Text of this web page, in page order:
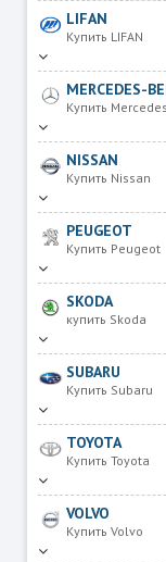
LIFAN
Купить LIFAN
MERCEDES-
Купить
NISSAN
Купить Nissan
PEUGEOT
Купить Peugeot
SKODA
купить Skoda
SUBARU
Купить Subaru
TOYOTA
Купить Toyota
VOLVO
Купить Volvo